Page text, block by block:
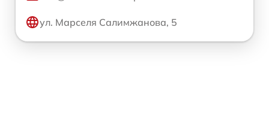
ул. Марселя Салимжанова, 5